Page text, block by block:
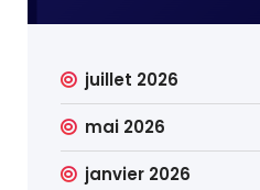
juillet 2026
mai 2026
janvier 2026